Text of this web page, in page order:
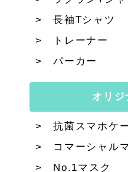
長袖Tシャツ
トレーナー
パーカー
オリジ
抗菌スマホケ
コマーシャル
No.1マスク